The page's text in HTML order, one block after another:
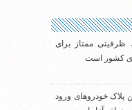
ظرفیتی ممتاز برای
کشور است
پلاک خودروهای ورود